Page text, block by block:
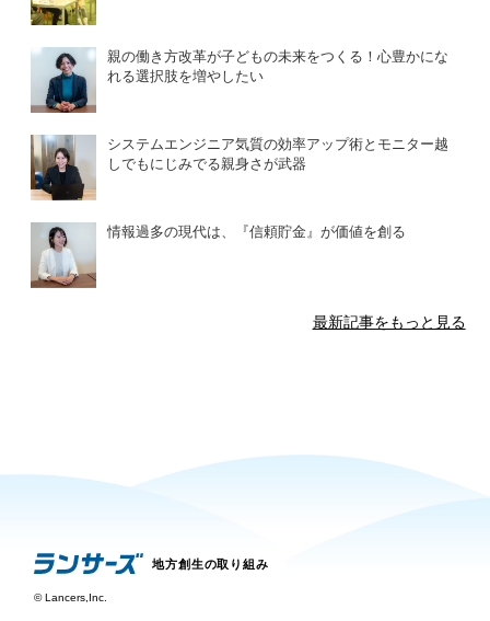
親の働き方改革が子どもの未来をつくる！心豊かにな
れる選択肢を増やしたい
システムエンジニア気質の効率アップ術とモニター越
しでもにじみでる親身さが武器
情報過多の現代は、『信頼貯金』が価値を創る
最新記事をもっと見る
地方創生の取り組み
©Lancers,Inc.